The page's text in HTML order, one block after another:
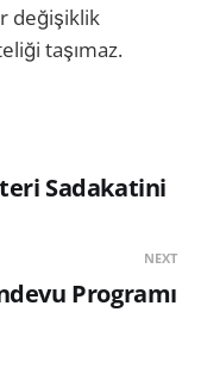
değişiklik
taşımaz.
Sadakatini
NEXT
Programı